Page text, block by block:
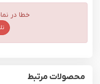
خطا در
محصولات مرتبط